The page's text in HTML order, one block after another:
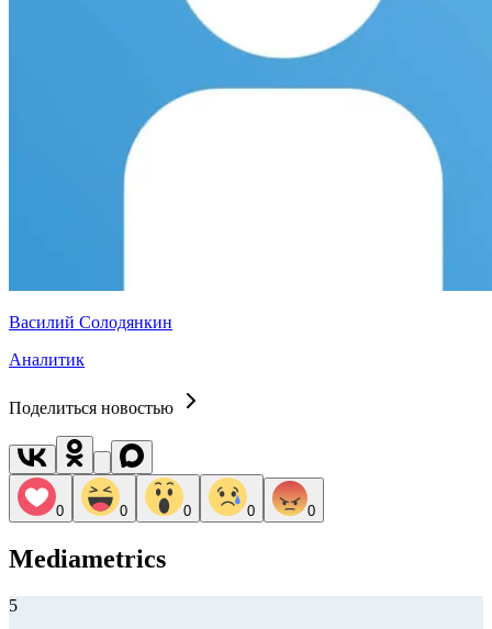
Василий Солодянкин
Аналитик
Поделиться новостью
0 0 0 0 0
Mediametrics
5